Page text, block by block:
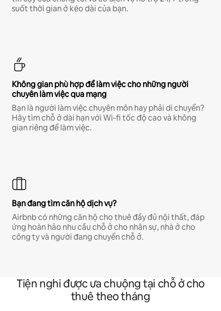
suốt thời gian ở kéo dài của bạn.
Không gian phù hợp để làm việc cho những người
chuyên làm việc qua mạng
Bạn là người làm việc chuyên môn hay phải di chuyển?
Hãy tìm chỗ ở dài hạn với Wi-fi tốc độ cao và không
gian riêng để làm việc.
Bạn đang tìm căn hộ dịch vụ?
Airbnb có những căn hộ cho thuê đầy đủ nội thất, đáp
ứng hoàn hảo nhu cầu chỗ ở cho nhân sự, nhà ở cho
công ty và người đang chuyển chỗ ở.
Tiện nghi được ưa chuộng tại chỗ ở cho
thuê theo tháng